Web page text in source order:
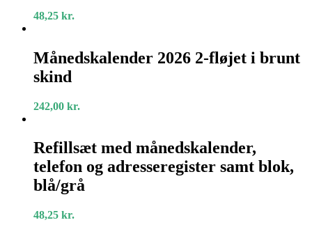
blok,
48,25 kr.
2026
2-
fløjet
brunt
skind
Månedskalender 2026 2-fløjet i brunt
skind
242,00 kr.
med
månedskalender,
telefon
og
adresseregister
blok,
Refillsæt med månedskalender,
telefon og adresseregister samt blok,
blå/grå
48,25 kr.